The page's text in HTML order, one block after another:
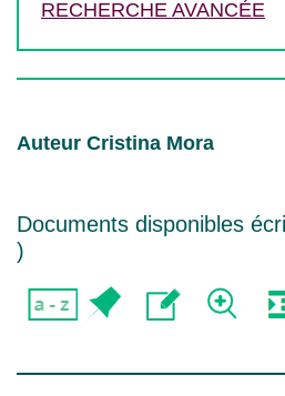
RECHERCHE AVANCÉE
Auteur Cristina Mora
Documents disponibles
)